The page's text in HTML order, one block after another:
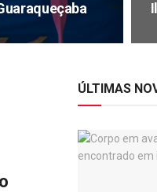
ÚLTIMAS